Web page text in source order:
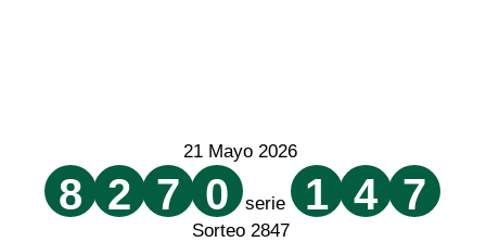
21 Mayo 2026
8 2 7 0 serie 1 4 7
Sorteo 2847